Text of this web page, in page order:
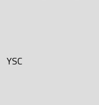
YSC